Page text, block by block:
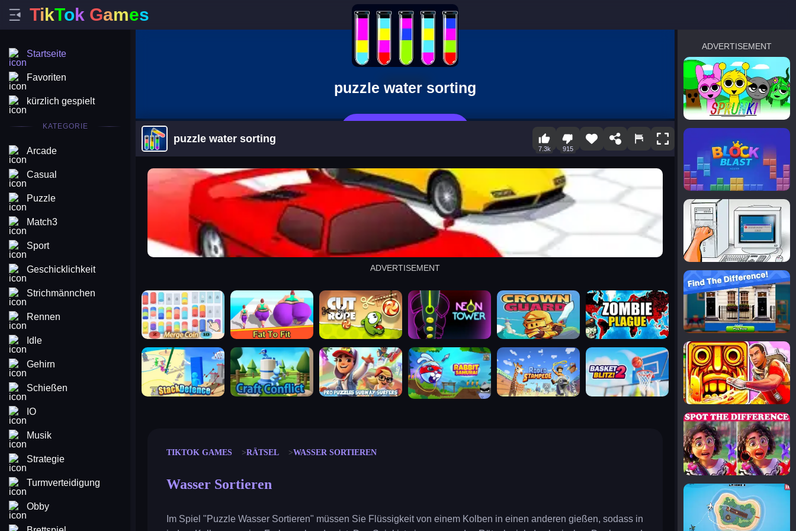
TikTok Games
Startseite
Favoriten
kürzlich gespielt
KATEGORIE
Arcade
Casual
Puzzle
Match3
Sport
Geschicklichkeit
Strichmännchen
Rennen
Idle
Gehirn
Schießen
IO
Musik
Strategie
Turmverteidigung
Obby
puzzle water sorting
puzzle water sorting
7.3k 915
arena king
ADVERTISEMENT
merge coin fat to fit cut the rope neon tower crown guard zombie plague
stack defence craft conflict subway surfers rabbit samurai rodeo stampede basket blitz
TIKTOK GAMES RÄTSEL WASSER SORTIEREN
Wasser Sortieren
Im Spiel "Puzzle Wasser Sortieren" müssen Sie Flüssigkeit von einem Kolben in einen anderen gießen, sodass in
ADVERTISEMENT
sprunki
Blocky Blast!
smash it
notice the difference
temple run 2
spot the differences
silly sky